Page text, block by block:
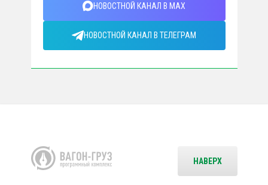
НОВОСТНОЙ КАНАЛ В MAX
НОВОСТНОЙ КАНАЛ В ТЕЛЕГРАМ
НАВЕРХ